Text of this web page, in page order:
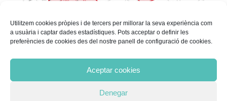
Utilitzem cookies pròpies i de tercers per millorar la seva experiència com
a usuària i captar dades estadístiques. Pots acceptar o definir les
preferències de cookies des del nostre panell de configuració de cookies.
Aceptar cookies
Denegar